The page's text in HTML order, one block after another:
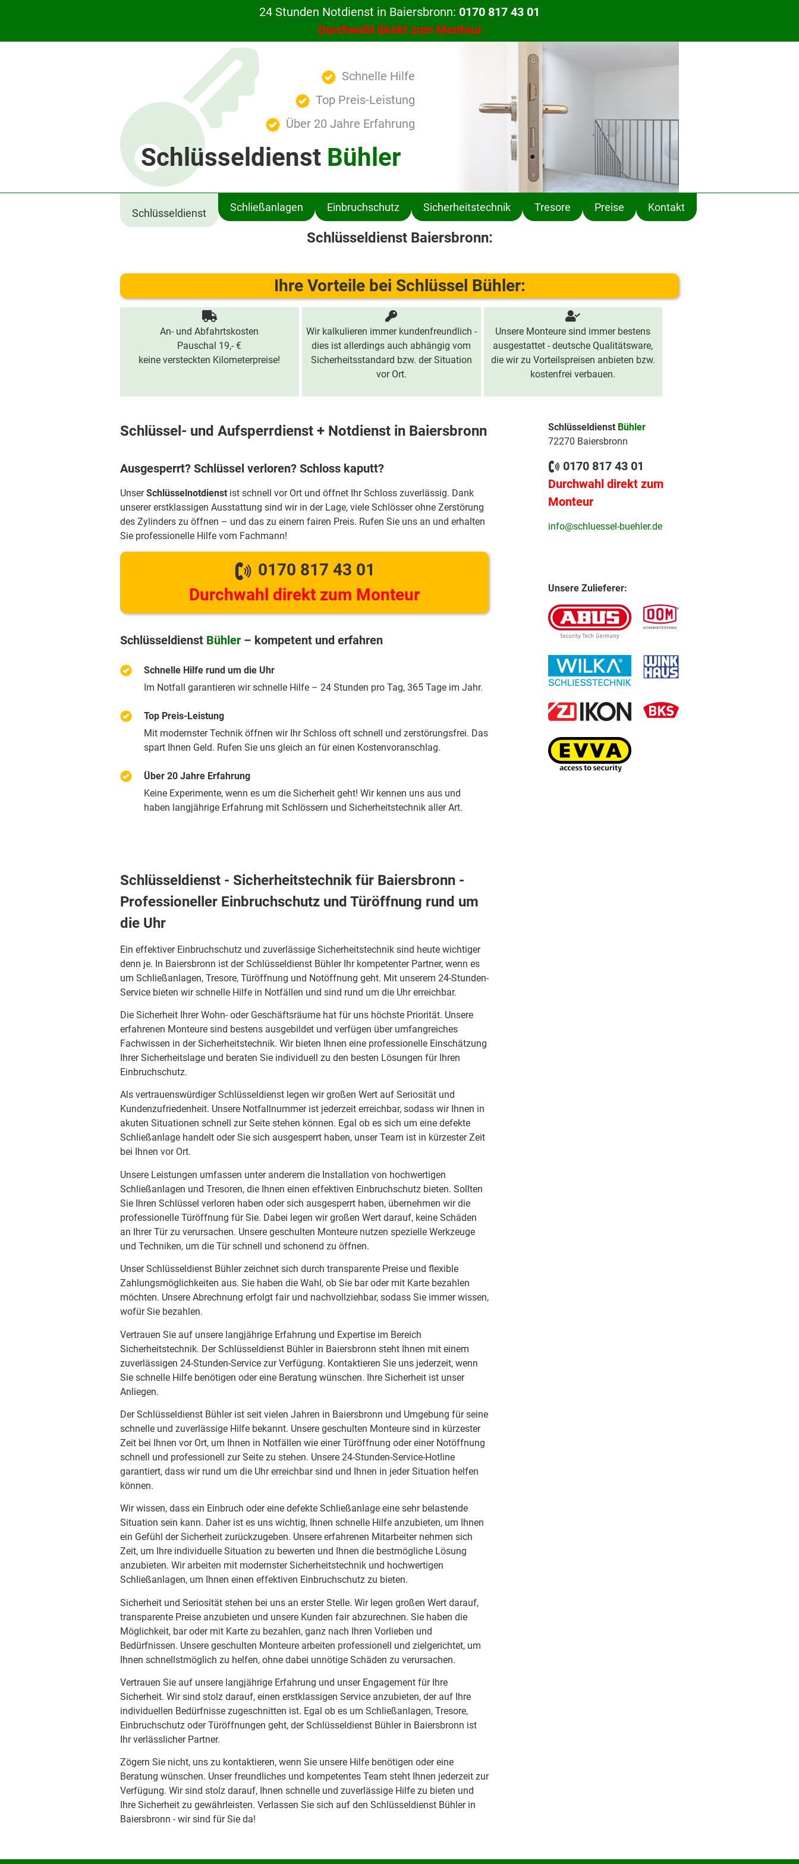
24 Stunden Notdienst in Baiersbronn: 0170 817 43 01
Durchwahl direkt zum Monteur
Schnelle Hilfe
Top Preis-Leistung
Über 20 Jahre Erfahrung
Schlüsseldienst Bühler
Schlüsseldienst Schließanlagen Einbruchschutz Sicherheitstechnik Tresore Preise Kontakt
Schlüsseldienst Baiersbronn:
Ihre Vorteile bei Schlüssel Bühler:
An- und Abfahrtskosten
Pauschal 19,- €
keine versteckten Kilometerpreise!
Wir kalkulieren immer kundenfreundlich -
dies ist allerdings auch abhängig vom
Sicherheitsstandard bzw. der Situation
vor Ort.
Unsere Monteure sind immer bestens
ausgestattet - deutsche Qualitätsware,
die wir zu Vorteilspreisen anbieten bzw.
kostenfrei verbauen.
Schlüssel- und Aufsperrdienst + Notdienst in Baiersbronn
Ausgesperrt? Schlüssel verloren? Schloss kaputt?
UnserSchlüsselnotdienst ist schnell vor Ort und öffnet Ihr Schloss zuverlässig. Dank
unserer erstklassigen Ausstattung sind wir in der Lage, viele Schlösser ohne Zerstörung
des Zylinders zu öffnen – und das zu einem fairen Preis. Rufen Sie uns an und erhalten
Sie professionelle Hilfe vom Fachmann!
0170 817 43 01
Durchwahl direkt zum Monteur
Schlüsseldienst Bühler – kompetent und erfahren
Schnelle Hilfe rund um die Uhr
Im Notfall garantieren wir schnelle Hilfe – 24 Stunden pro Tag, 365 Tage im Jahr.
Top Preis-Leistung
Mit modernster Technik öffnen wir Ihr Schloss oft schnell und zerstörungsfrei. Das
spart Ihnen Geld. Rufen Sie uns gleich an für einen Kostenvoranschlag.
Über 20 Jahre Erfahrung
Keine Experimente, wenn es um die Sicherheit geht! Wir kennen uns aus und
haben langjährige Erfahrung mit Schlössern und Sicherheitstechnik aller Art.
Schlüsseldienst - Sicherheitstechnik für Baiersbronn -
Professioneller Einbruchschutz und Türöffnung rund um
die Uhr
Ein effektiver Einbruchschutz und zuverlässige Sicherheitstechnik sind heute wichtiger
denn je. In Baiersbronn ist der Schlüsseldienst Bühler Ihr kompetenter Partner, wenn es
um Schließanlagen, Tresore, Türöffnung und Notöffnung geht. Mit unserem 24-Stunden-
Service bieten wir schnelle Hilfe in Notfällen und sind rund um die Uhr erreichbar.
Die Sicherheit Ihrer Wohn- oder Geschäftsräume hat für uns höchste Priorität. Unsere
erfahrenen Monteure sind bestens ausgebildet und verfügen über umfangreiches
Fachwissen in der Sicherheitstechnik. Wir bieten Ihnen eine professionelle Einschätzung
Ihrer Sicherheitslage und beraten Sie individuell zu den besten Lösungen für Ihren
Einbruchschutz.
Als vertrauenswürdiger Schlüsseldienst legen wir großen Wert auf Seriosität und
Kundenzufriedenheit. Unsere Notfallnummer ist jederzeit erreichbar, sodass wir Ihnen in
akuten Situationen schnell zur Seite stehen können. Egal ob es sich um eine defekte
Schließanlage handelt oder Sie sich ausgesperrt haben, unser Team ist in kürzester Zeit
bei Ihnen vor Ort.
Unsere Leistungen umfassen unter anderem die Installation von hochwertigen
Schließanlagen und Tresoren, die Ihnen einen effektiven Einbruchschutz bieten. Sollten
Sie Ihren Schlüssel verloren haben oder sich ausgesperrt haben, übernehmen wir die
professionelle Türöffnung für Sie. Dabei legen wir großen Wert darauf, keine Schäden
an Ihrer Tür zu verursachen. Unsere geschulten Monteure nutzen spezielle Werkzeuge
und Techniken, um die Tür schnell und schonend zu öffnen.
Unser Schlüsseldienst Bühler zeichnet sich durch transparente Preise und flexible
Zahlungsmöglichkeiten aus. Sie haben die Wahl, ob Sie bar oder mit Karte bezahlen
möchten. Unsere Abrechnung erfolgt fair und nachvollziehbar, sodass Sie immer wissen,
wofür Sie bezahlen.
Vertrauen Sie auf unsere langjährige Erfahrung und Expertise im Bereich
Sicherheitstechnik. Der Schlüsseldienst Bühler in Baiersbronn steht Ihnen mit einem
zuverlässigen 24-Stunden-Service zur Verfügung. Kontaktieren Sie uns jederzeit, wenn
Sie schnelle Hilfe benötigen oder eine Beratung wünschen. Ihre Sicherheit ist unser
Anliegen.
Der Schlüsseldienst Bühler ist seit vielen Jahren in Baiersbronn und Umgebung für seine
schnelle und zuverlässige Hilfe bekannt. Unsere geschulten Monteure sind in kürzester
Zeit bei Ihnen vor Ort, um Ihnen in Notfällen wie einer Türöffnung oder einer Notöffnung
schnell und professionell zur Seite zu stehen. Unsere 24-Stunden-Service-Hotline
garantiert, dass wir rund um die Uhr erreichbar sind und Ihnen in jeder Situation helfen
können.
Wir wissen, dass ein Einbruch oder eine defekte Schließanlage eine sehr belastende
Situation sein kann. Daher ist es uns wichtig, Ihnen schnelle Hilfe anzubieten, um Ihnen
ein Gefühl der Sicherheit zurückzugeben. Unsere erfahrenen Mitarbeiter nehmen sich
Zeit, um Ihre individuelle Situation zu bewerten und Ihnen die bestmögliche Lösung
anzubieten. Wir arbeiten mit modernster Sicherheitstechnik und hochwertigen
Schließanlagen, um Ihnen einen effektiven Einbruchschutz zu bieten.
Sicherheit und Seriosität stehen bei uns an erster Stelle. Wir legen großen Wert darauf,
transparente Preise anzubieten und unsere Kunden fair abzurechnen. Sie haben die
Möglichkeit, bar oder mit Karte zu bezahlen, ganz nach Ihren Vorlieben und
Bedürfnissen. Unsere geschulten Monteure arbeiten professionell und zielgerichtet, um
Ihnen schnellstmöglich zu helfen, ohne dabei unnötige Schäden zu verursachen.
Vertrauen Sie auf unsere langjährige Erfahrung und unser Engagement für Ihre
Sicherheit. Wir sind stolz darauf, einen erstklassigen Service anzubieten, der auf Ihre
individuellen Bedürfnisse zugeschnitten ist. Egal ob es um Schließanlagen, Tresore,
Einbruchschutz oder Türöffnungen geht, der Schlüsseldienst Bühler in Baiersbronn ist
Ihr verlässlicher Partner.
Zögern Sie nicht, uns zu kontaktieren, wenn Sie unsere Hilfe benötigen oder eine
Beratung wünschen. Unser freundliches und kompetentes Team steht Ihnen jederzeit zur
Verfügung. Wir sind stolz darauf, Ihnen schnelle und zuverlässige Hilfe zu bieten und
Ihre Sicherheit zu gewährleisten. Verlassen Sie sich auf den Schlüsseldienst Bühler in
Baiersbronn - wir sind für Sie da!
Schlüsseldienst Bühler
72270 Baiersbronn
0170 817 43 01
Durchwahl direkt zum
Monteur
info@schluessel-buehler.de
Unsere Zulieferer: